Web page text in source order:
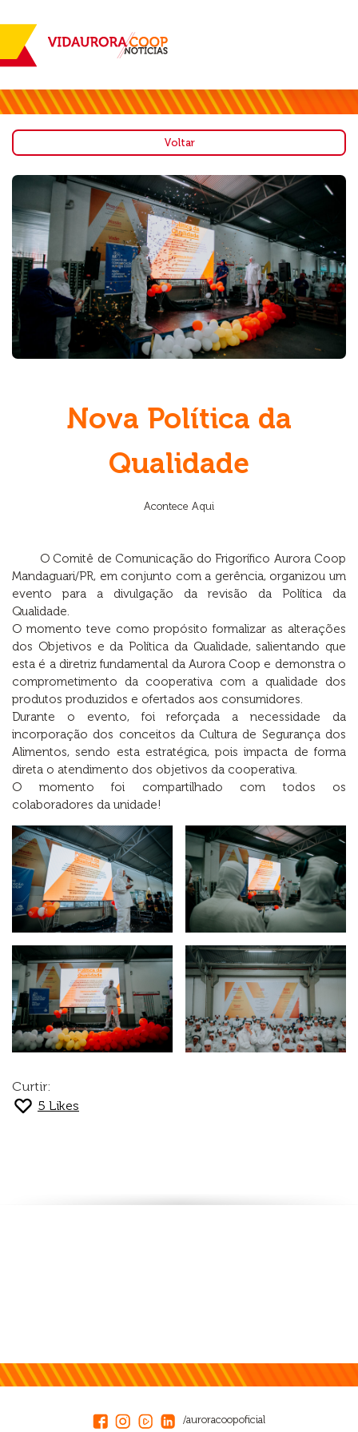
Voltar
Nova Política da
Qualidade
Acontece Aqui
O Comitê de Comunicação do Frigorífico Aurora Coop
Mandaguari/PR, em conjunto com a gerência, organizou um
evento para a divulgação da revisão da Política da
Qualidade.
O momento teve como propósito formalizar as alterações
dos Objetivos e da Política da Qualidade, salientando que
esta é a diretriz fundamental da Aurora Coop e demonstra o
comprometimento da cooperativa com a qualidade dos
produtos produzidos e ofertados aos consumidores.
Durante o evento, foi reforçada a necessidade da
incorporação dos conceitos da Cultura de Segurança dos
Alimentos, sendo esta estratégica, pois impacta de forma
direta o atendimento dos objetivos da cooperativa.
O momento foi compartilhado com todos os
colaboradores da unidade!
Curtir:
5 Likes
/auroracoopoficial